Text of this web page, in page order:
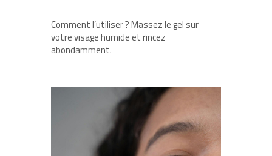
Comment l’utiliser ? Massez le gel sur
votre visage humide et rincez
abondamment.